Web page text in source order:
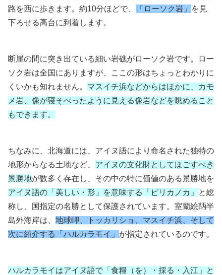
路を西に歩きます。約10分ほどで、
「ローソク岩」
を見
下ろせる高台に到着します。
断崖の間に突き出ている細い岩礁がローソク岩です。ロー
ソク岩は全国にありますが、ここの形はちょっとわかりに
くいかも知れません。 マスイチ浜などからはほかに、カモ
メ岩、像が寝そべったように見える像岩などを眺めること
もできます。
ちなみに、北海道には、アイヌ語により命名された独特の
地形からなる土地など、 アイヌの文化財としてほごすべき
景勝地が数多く存在し、その中の特に価値のある景勝地を
アイヌ語の「美しい・形」を意味する「ピリカノカ」
と総
称し、国指定の名勝として保護されています。室蘭絵鞆半
島外海岸は、 地球岬、トッカリショ、マスイチ浜、そして
次に紹介する「ハルカラモイ」 が指定されているのです。
ハルカラモイはアイヌ語で「食糧（を）・採る・入江」と